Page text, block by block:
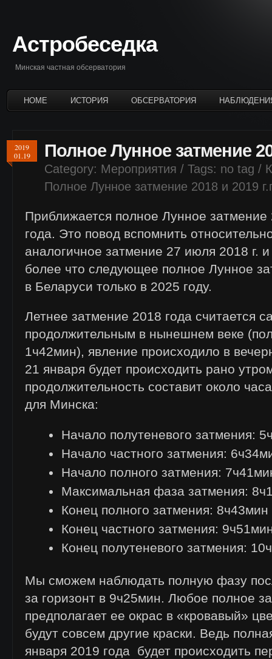
Астробеседка
Минская частная обсерватория
HOME ИСТОРИЯ ОБСЕРВАТОРИЯ
2019
01.19
Полное Лунное затмение
Category: Мероприятия / Tags: no tag /
Полное Лунное затмение 2018 и 2019
Приближается полное Лунное затмение
года. Это повод вспомнить
аналогичное затмение 27 июля 2018 г.
более что следующее полное Лунное
в Беларуси только в 2025 году.
Летнее затмение 2018 года считается
продолжительным в нынешнем веке
1ч42мин), явление происходило в
21 января будет происходить рано
продолжительность составит около
для Минска:
Начало полутеневого затмения:
Начало частного затмения:
Начало полного затмения:
Максимальная фаза затмения:
Конец полного затмения: 8ч43мин
Конец частного затмения:
Конец полутеневого затмения:
Мы сможем наблюдать полную фазу
за горизонт в 9ч25мин. Любое полное
предполагает ее окрас в «кровавый»
будут совсем другие краски. Ведь
января 2019 года будет происходить